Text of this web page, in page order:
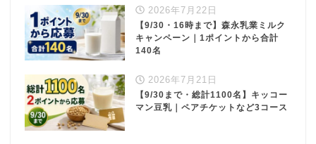
2026年7月22日
【9/30・16時まで】森永乳業ミルク
キャンペーン｜1ポイントから合計
140名
2026年7月21日
【9/30まで・総計1100名】キッコー
マン豆乳｜ペアチケットなど3コース